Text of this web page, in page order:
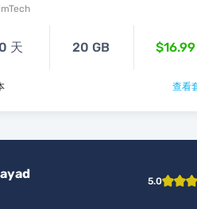
天 20 GB $16.99
查看
5.0